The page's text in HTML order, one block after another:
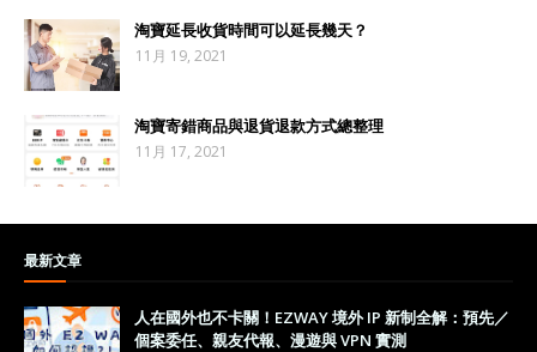
淘寶延長收貨時間可以延長幾天？
11月 19, 2021
淘寶寄錯商品與退貨退款方式總整理
11月 17, 2021
最新文章
人在國外也不卡關！EZWAY 境外 IP 新制全解：預先／
個案委任、親友代報、漫遊與 VPN 實測